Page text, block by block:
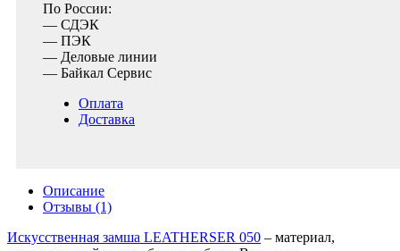
По России:
— СДЭК
— ПЭК
— Деловые линии
— Байкал Сервис
Оплата
Доставка
Описание
Отзывы (1)
Искусственная замша LEATHERSER 050 – материал,